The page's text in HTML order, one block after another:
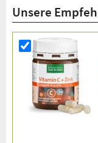
Unsere